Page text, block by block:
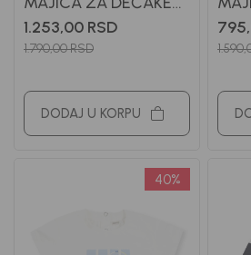
ANTONIO
1.253,00 RSD
1.790,00RSD
DODAJ U KORPU
40%